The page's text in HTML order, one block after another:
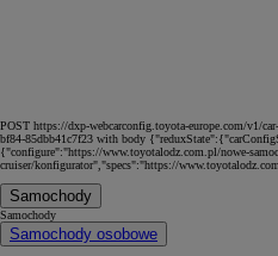
POST https://dxp-webcarconfig.toyota-europe.com/v1/
bf84-85dbb41c7f23 with body
{"configure":"https://www.toyotalodz.com.pl/nowe-
cruiser/konfigurator","specs":"https://
Samochody
Samochody
Samochody osobowe